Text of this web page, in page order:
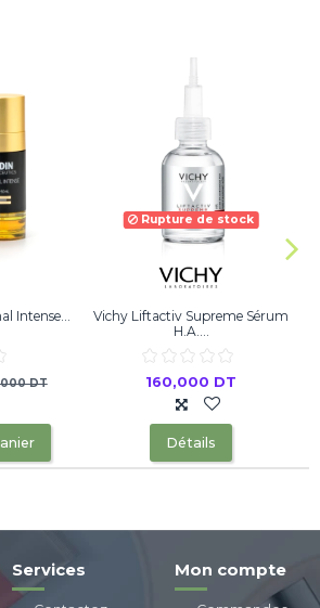
Intense...
DT
Rupture de stock
Vichy Liftactiv Supreme Sérum
H.A....
160,000 DT
Détails
Services Mon compte